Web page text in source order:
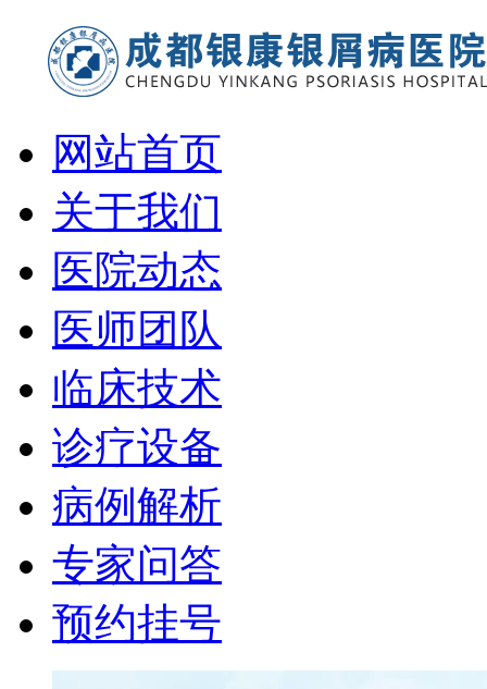
网站首页
关于我们
医院动态
医师团队
临床技术
诊疗设备
病例解析
专家问答
预约挂号